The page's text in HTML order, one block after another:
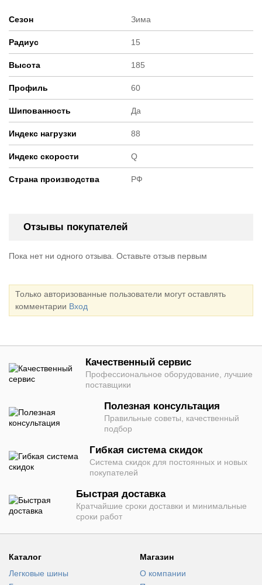
Сезон Зима
Радиус 15
Высота 185
Профиль 60
Шипованность Да
Индекс нагрузки 88
Индекс скорости Q
Страна производства РФ
Отзывы покупателей
Пока нет ни одного отзыва. Оставьте отзыв первым
Только авторизованные пользователи могут оставлять
комментарии Вход
Качественный сервис
Профессиональное оборудование, лучшие
поставщики
Полезная консультация
Правильные советы, качественный
подбор
Гибкая система скидок
Система скидок для постоянных и новых
покупателей
Быстрая доставка
Кратчайшие сроки доставки и минимальные
сроки работ
Каталог
Легковые шины
Магазин
О компании